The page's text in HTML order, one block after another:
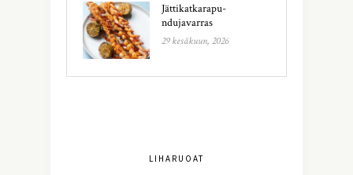
Jättikatkarapu-
ndujavarras
29 kesäkuun, 2026
LIHARUOAT